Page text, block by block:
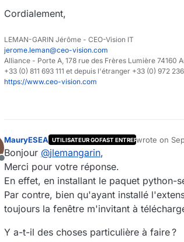
Cordialement,
LEMAN-GARIN Jérôme - CEO-Vision IT
jerome.leman@ceo-vision.com
Alliance - Porte A, 178 rue des Frères Lumière 74160
+33 (0) 811 693 111 et depuis l'étranger +33 (0) 972
https://www.ceo-vision.com
Offline
MauryESEA UTILISATEUR GOFAST ENTREPRISEwrote on
last edited by
Bonjour @jlemangarin,
Merci pour votre réponse.
En effet, en installant le paquet python-
Par contre, bien qu'ayant installé
toujours la fenêtre m'invitant à
Y a-t-il des choses particulière à faire ?